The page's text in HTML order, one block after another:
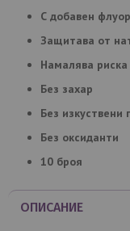
С добавен
Защитава от
Намалява
Без захар
Без изкуствени
Без оксиданти
10 броя
ОПИСАНИЕ